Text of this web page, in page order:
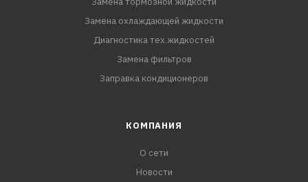
Замена охлаждающей жидкости
Диагностика тех.жидкостей
Замена фильтров
Заправка кондиционеров
КОМПАНИЯ
О сети
Новости